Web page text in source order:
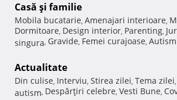
Casă şi familie
Mobila bucatarie, Amenajari interioare,
Dormitoare, Design interior, Parenting,
singura, Gravide, Femei curajoase, Autism
Actualitate
Din culise, Interviu, Stirea zilei, Tema zilei,
autism, Despărţiri celebre, Vesti Bune,